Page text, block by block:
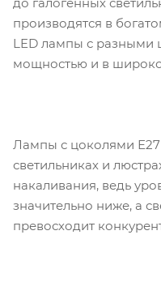
производятся в
LED лампы с разными
мощностью и в
Лампы с цоколями
светильниках и
накаливания, ведь
значительно ниже, а
превосходит